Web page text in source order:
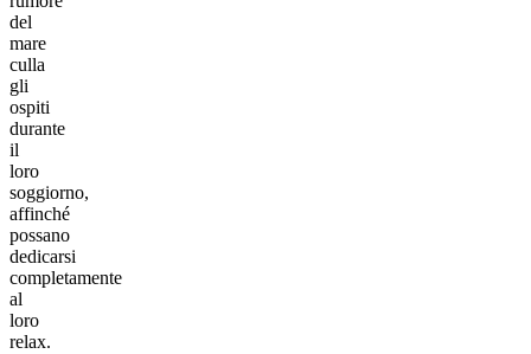
del
mare
culla
gli
ospiti
durante
il
loro
soggiorno,
affinché
possano
dedicarsi
completamente
al
loro
relax.